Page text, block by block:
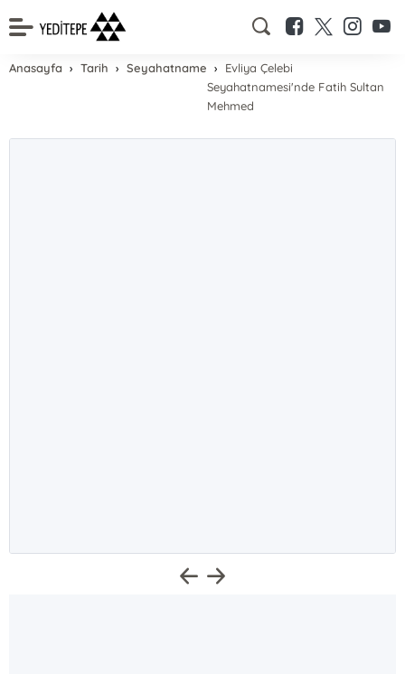
Anasayfa Tarih Seyahatname
Evliya Çelebi
Seyahatnamesi'nde Fatih Sultan
Mehmed